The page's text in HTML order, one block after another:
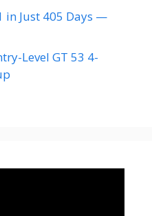
Just 405 Days —
Level GT 53 4-